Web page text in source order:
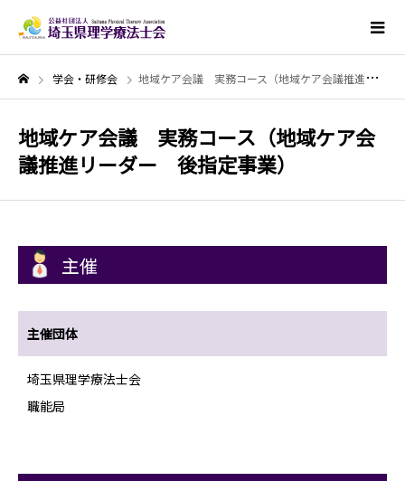
学会・研修会 地域ケア会議 実務コース（地域ケア会議推進リーダー 後指定事業）
地域ケア会議 実務コース（地域ケア会
議推進リーダー 後指定事業）
主催
主催団体
埼玉県理学療法士会
職能局